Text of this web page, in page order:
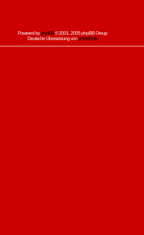
Powered byphpBB© 2001, 2005 phpBB Group
Deutsche Übersetzung vonphpBB.de